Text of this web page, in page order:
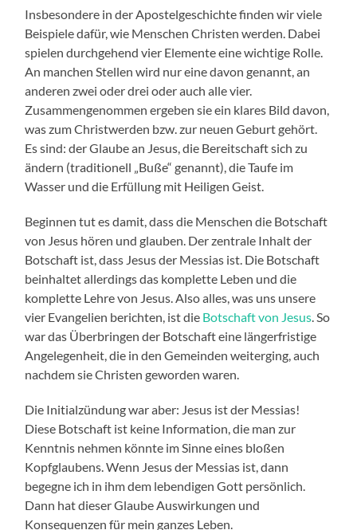
Insbesondere in der Apostelgeschichte finden wir viele
Beispiele dafür, wie Menschen Christen werden. Dabei
spielen durchgehend vier Elemente eine wichtige Rolle.
An manchen Stellen wird nur eine davon genannt, an
anderen zwei oder drei oder auch alle vier.
Zusammengenommen ergeben sie ein klares Bild davon,
was zum Christwerden bzw. zur neuen Geburt gehört.
Es sind: der Glaube an Jesus, die Bereitschaft sich zu
ändern (traditionell „Buße“ genannt), die Taufe im
Wasser und die Erfüllung mit Heiligen Geist.
Beginnen tut es damit, dass die Menschen die Botschaft
von Jesus hören und glauben. Der zentrale Inhalt der
Botschaft ist, dass Jesus der Messias ist. Die Botschaft
beinhaltet allerdings das komplette Leben und die
komplette Lehre von Jesus. Also alles, was uns unsere
vier Evangelien berichten, ist die Botschaft von Jesus. So
war das Überbringen der Botschaft eine längerfristige
Angelegenheit, die in den Gemeinden weiterging, auch
nachdem sie Christen geworden waren.
Die Initialzündung war aber: Jesus ist der Messias!
Diese Botschaft ist keine Information, die man zur
Kenntnis nehmen könnte im Sinne eines bloßen
Kopfglaubens. Wenn Jesus der Messias ist, dann
begegne ich in ihm dem lebendigen Gott persönlich.
Dann hat dieser Glaube Auswirkungen und
Konsequenzen für mein ganzes Leben.